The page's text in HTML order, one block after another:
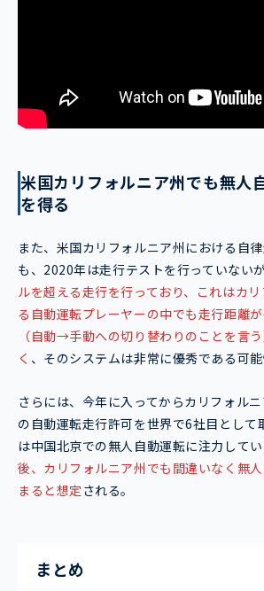
米国カリフォルニア州でも無人
を得る
また、米国カリフォルニア州における自
も、2020年は走行テストを行っていない
ルを超える走行を行っており、これはカ
る自動運転プレーヤーの中でも走行距離
（自動→手動への切り替わりのことを言
く 、そのシステムは非常に優秀である可能
さらには、今年に入ってからカリフォル
の自動運転走行許可を世界で6社目として
は中国北京での無人自動運転に注力して
後、カリフォルニア州でも間違いなく無
まると想定 される。
まとめ